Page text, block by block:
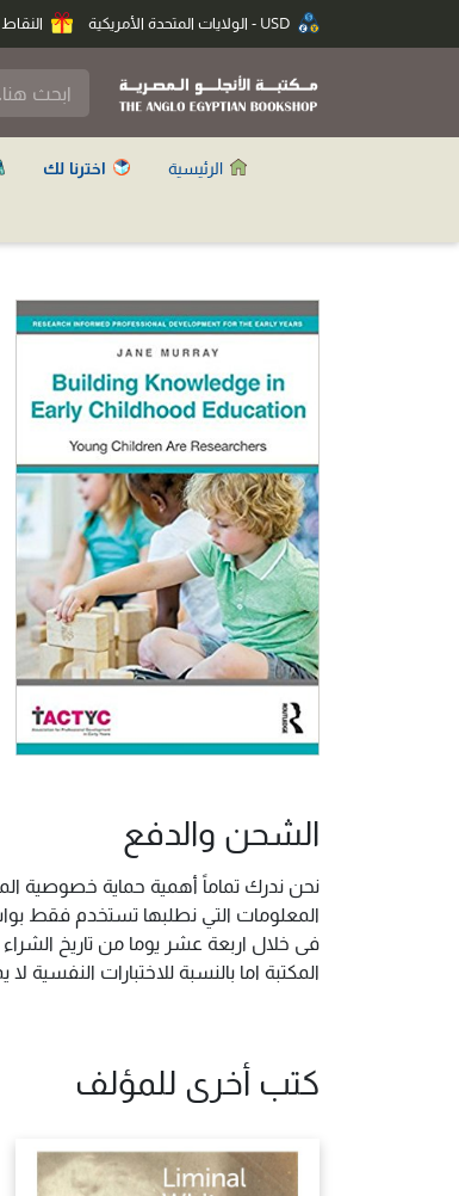
النقاط
الرئيسية اخترنا لك
الشحن والدفع
نحن ندرك تماماً أهمية حماية خصوصية
المعلومات التي نطلبها تستخدم فقط
فى خلال اربعة عشر يوما من تاريخ
المكتبة اما بالنسبة للاختبارات
كتب أخرى للمؤلف